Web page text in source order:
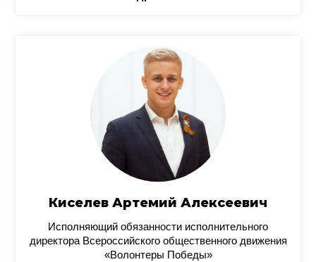
Киселев Артемий Алексеевич
Исполняющий обязанности исполнительного
директора Всероссийского общественного движения
«Волонтеры Победы»